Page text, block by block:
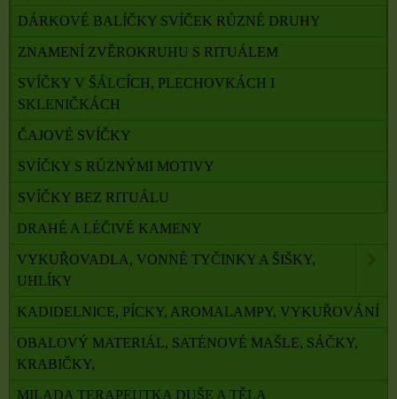
DÁRKOVÉ BALÍČKY SVÍČEK RŮZNÉ DRUHY
ZNAMENÍ ZVĚROKRUHU S RITUÁLEM
SVÍČKY V ŠÁLCÍCH, PLECHOVKÁCH I
SKLENIČKÁCH
ČAJOVÉ SVÍČKY
SVÍČKY S RŮZNÝMI MOTIVY
SVÍČKY BEZ RITUÁLU
DRAHÉ A LÉČIVÉ KAMENY
VYKUŘOVADLA, VONNÉ TYČINKY A ŠIŠKY,
UHLÍKY
KADIDELNICE, PÍCKY, AROMALAMPY, VYKUŘOVÁNÍ
OBALOVÝ MATERIÁL, SATÉNOVÉ MAŠLE, SÁČKY,
KRABIČKY,
MILADA TERAPEUTKA DUŠE A TĚLA